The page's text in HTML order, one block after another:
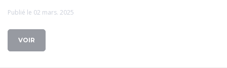
Publié le 02 mars. 2025
VOIR